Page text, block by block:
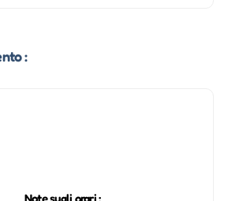
: